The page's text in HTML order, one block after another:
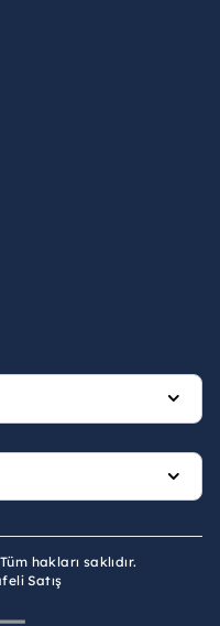
hakları saklıdır.
Satış